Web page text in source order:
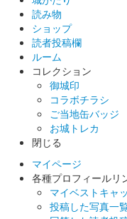
沼田城 御城印
販売終了
沼田城 御城印
販売終了
老神温泉で開催される
沼田城 御城印
読み物
ショップ
読者投稿欄
ルーム
コレクション
御城印
コラボチラシ
ご当地缶バッジ
お城トレカ
閉じる
マイページ
各種プロフィールリ
マイベストキャ
投稿した写真一